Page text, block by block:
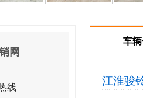
车
江淮骏
网
线